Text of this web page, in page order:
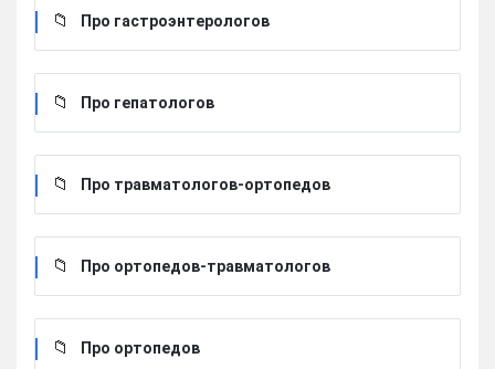
Про гастроэнтерологов
Про гепатологов
Про травматологов-ортопедов
Про ортопедов-травматологов
Про ортопедов